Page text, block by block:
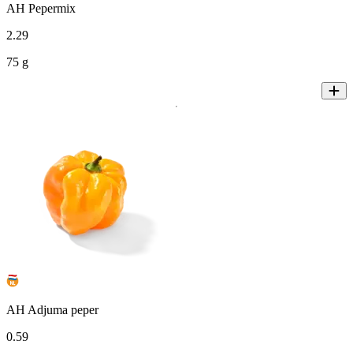
AH Pepermix
2.29
75 g
AH Adjuma peper
0.59